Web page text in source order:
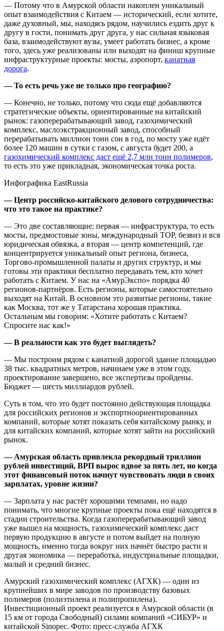
— Потому что в Амурской области накоплен уникальный
опыт взаимодействия с Китаем — исторический, если хотите,
даже духовный, мы, находясь рядом, научились ездить друг к
другу в гости, понимать друг друга, у нас сильная языковая
база, взаимодействуют вузы, умеет работать бизнес, а кроме
того, здесь уже реализованы или выходят на финиш крупные
инфраструктурные проекты: мосты, аэропорт, канатная
дорога.
— То есть речь уже не только про географию?
— Конечно, не только, потому что сюда ещё добавляются
стратегические объекты, ориентированные на китайский
рынок: газоперерабатывающий завод, газохимический
комплекс, маслоэкстракционный завод, способный
перерабатывать миллион тонн сои в год, по мосту уже идёт
более 120 машин в сутки с газом, с августа будет 200, а
газохимический комплекс даст ещё 2,7 млн тонн полимеров,
то есть это уже прикладная, экономическая точка роста.
Инфографика EastRussia
— Центр российско-китайского делового сотрудничества:
что это такое на практике?
— Это две составляющие: первая — инфраструктура, то есть
мосты, предмостовые зоны, международный ТОР, безвиз и вся
юридическая обвязка, а вторая — центр компетенций, где
концентрируется уникальный опыт региона, бизнеса,
Торгово-промышленной палаты и других структур, и мы
готовы эти практики бесплатно передавать тем, кто хочет
работать с Китаем. У нас на «АмурЭкспо» порядка 40
регионов-партнёров. Есть регионы, которые самостоятельно
выходят на Китай. В основном это развитые регионы, такие
как Москва, тот же у Татарстана хорошая практика.
Остальным мы говорим: «Хотите работать с Китаем?
Спросите нас как!»
— В реальности как это будет выглядеть?
— Мы построим рядом с канатной дорогой здание площадью
38 тыс. квадратных метров, начинаем уже в этом году,
проектирование завершено, все экспертизы пройдены.
Бюджет — шесть миллиардов рублей.
Суть в том, что это будет постоянно действующая площадка
для российских регионов и экспортноориентированных
компаний, которые хотят показать себя китайскому рынку, и
для китайских компаний, которые хотят зайти на российский
рынок.
— Амурская область привлекла рекордный триллион
рублей инвестиций, ВРП вырос вдвое за пять лет, но когда
этот финансовый поток начнут чувствовать люди в своих
зарплатах, уровне жизни?
— Зарплата у нас растёт хорошими темпами, но надо
понимать, что многие крупные проекты пока ещё находятся в
стадии строительства. Когда газоперерабатывающий завод
уже вышел на мощность, газохимический комплекс даст
первую продукцию в августе и потом выйдет на полную
мощность, именно тогда вокруг них начнёт быстро расти и
другая экономика — переработка, индустриальные площадки,
малый и средний бизнес.
Амурский газохимический комплекс (АГХК) — один из
крупнейших в мире заводов по производству базовых
полимеров (полиэтилена и полипропилена).
Инвестиционный проект реализуется в Амурской области (в
15 км от города Свободный) силами компаний «СИБУР» и
китайской Sinopec. Фото: пресс-служба АГХК